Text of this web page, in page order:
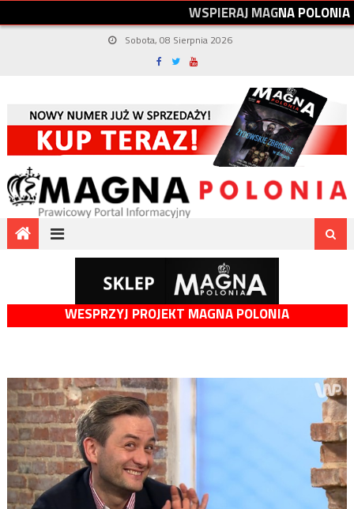
WSPIERAJMAGNAPOLONIA
Sobota, 08 Sierpnia 2026
WESPRZYJ PROJEKT MAGNA POLONIA